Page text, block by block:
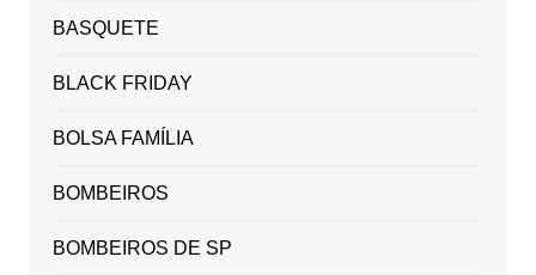
BASQUETE
BLACK FRIDAY
BOLSA FAMÍLIA
BOMBEIROS
BOMBEIROS DE SP